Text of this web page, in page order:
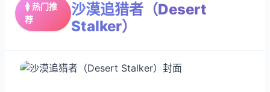
🚺 热门推
荐
沙漠追猎者（Desert
Stalker）